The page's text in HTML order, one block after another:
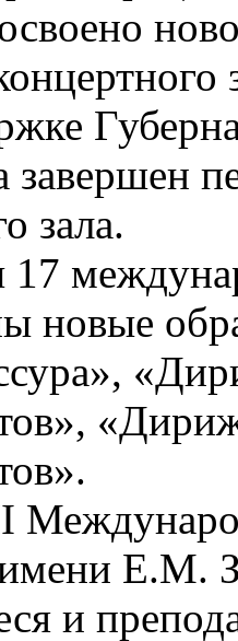
завершен
зала.
новые
Е.М.
и